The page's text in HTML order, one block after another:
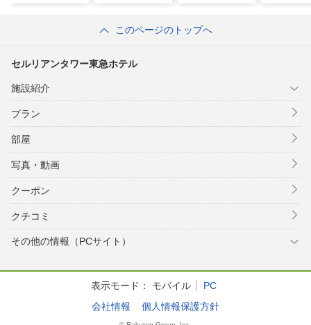
このページのトップへ
セルリアンタワー東急ホテル
施設紹介
プラン
部屋
写真・動画
クーポン
クチコミ
その他の情報（PCサイト）
表示モード： モバイル
PC
会社情報
個人情報保護方針